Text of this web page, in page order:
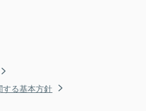
する基本方針